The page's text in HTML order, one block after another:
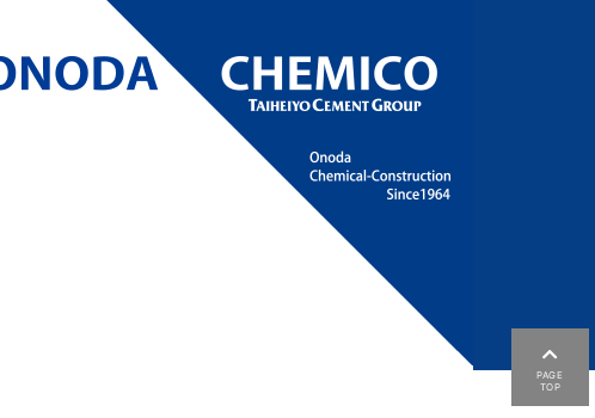
PAGE
TOP